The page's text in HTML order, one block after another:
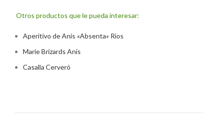
Otros productos que le pueda interesar:
Aperitivo de Anis «Absenta» Rios
Marie Brizards Anis
Casalla Cerveró